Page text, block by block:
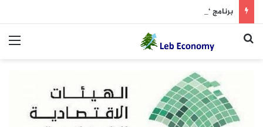
برنامج “امان” في خطر؟
بحث عن